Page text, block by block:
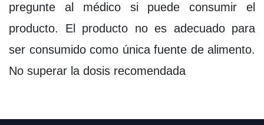
pregunte al médico si puede consumir el
producto. El producto no es adecuado para
ser consumido como única fuente de alimento.
No superar la dosis recomendada